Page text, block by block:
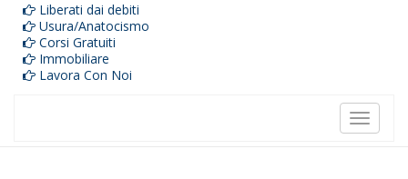
Liberati dai debiti
Usura/Anatocismo
Corsi Gratuiti
Immobiliare
Lavora Con Noi
Toggle